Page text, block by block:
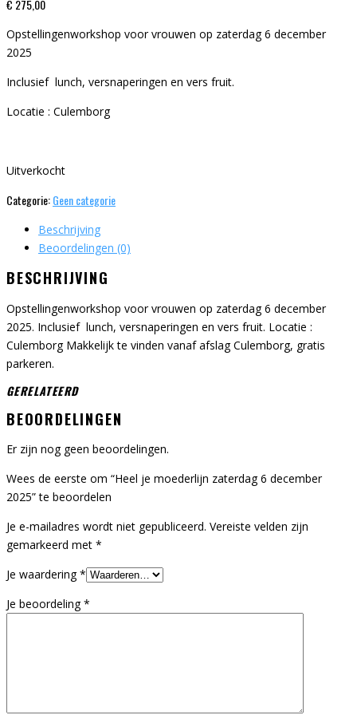
€ 275,00
Opstellingenworkshop voor vrouwen op zaterdag 6 december
2025
Inclusief lunch, versnaperingen en vers fruit.
Locatie : Culemborg
Uitverkocht
Categorie:Geen categorie
Beschrijving
Beoordelingen (0)
BESCHRIJVING
Opstellingenworkshop voor vrouwen op zaterdag 6 december
2025. Inclusief lunch, versnaperingen en vers fruit. Locatie :
Culemborg Makkelijk te vinden vanaf afslag Culemborg, gratis
parkeren.
GERELATEERD
BEOORDELINGEN
Er zijn nog geen beoordelingen.
Wees de eerste om “Heel je moederlijn zaterdag 6 december
2025” te beoordelen
Je e-mailadres wordt niet gepubliceerd. Vereiste velden zijn
gemarkeerd met *
Je waardering*
Je beoordeling*